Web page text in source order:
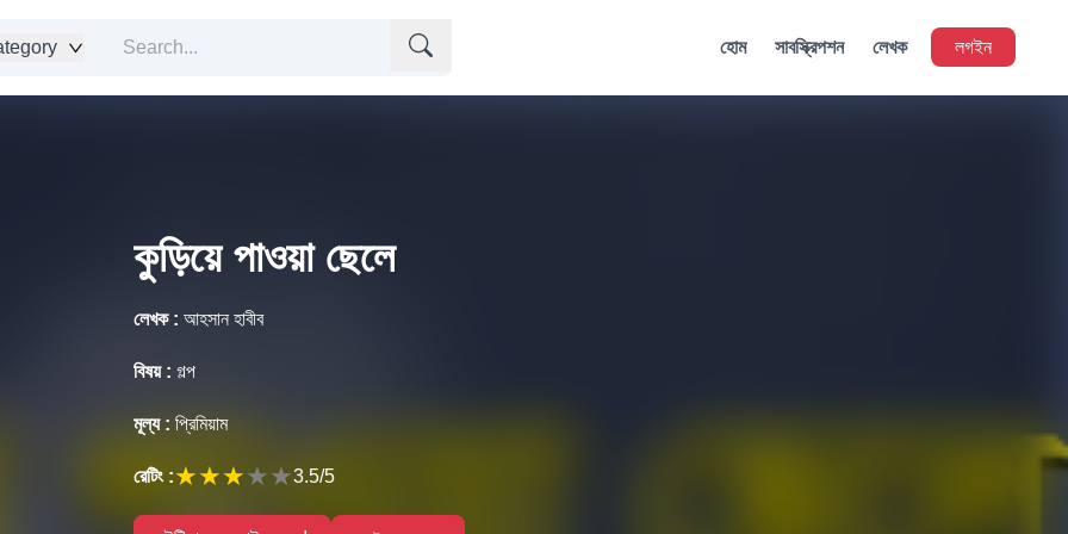
হোম সাবস্ক্রিপশন লেখক লগইন
কুড়িয়ে পাওয়া ছেলে
লেখক : আহসান হাবীব
বিষয় : গল্প
মূল্য : প্রিমিয়াম
রেটিং :★★★★★3.5/5